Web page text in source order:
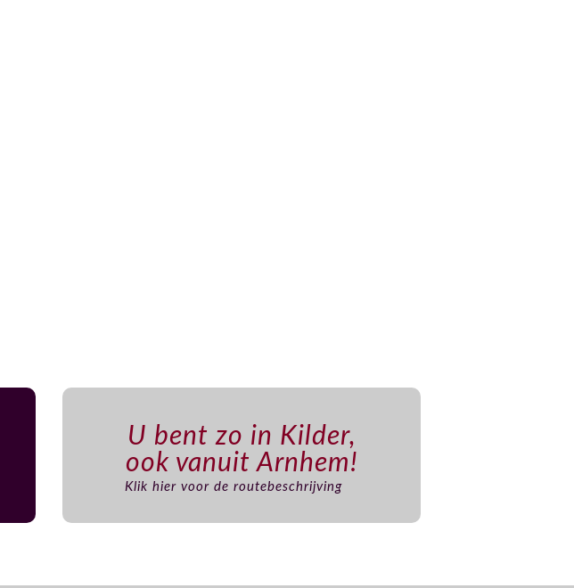
U bent zo in Kilder,
ook vanuit Arnhem!
Klik hier voor de routebeschrijving